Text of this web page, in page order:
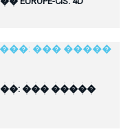
��� �����